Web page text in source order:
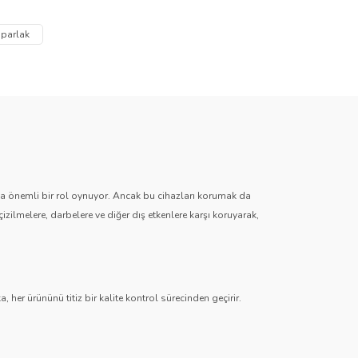
önemli bir rol oynuyor. Ancak bu cihazları korumak da
darbelere ve diğer dış etkenlere karşı koruyarak,
her ürününü titiz bir kalite kontrol sürecinden geçirir.